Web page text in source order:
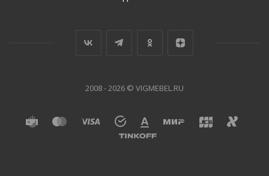
2008 - 2026 © VIGMEBEL.RU